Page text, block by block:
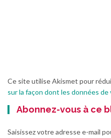
Ce site utilise Akismet pour
sur la façon dont les données
Abonnez-vous à ce
Saisissez votre adresse e-mail